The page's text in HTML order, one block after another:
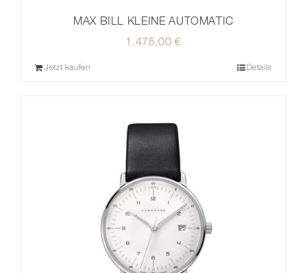
MAX BILL KLEINE AUTOMATIC
1.475,00€
Jetzt kaufen Details